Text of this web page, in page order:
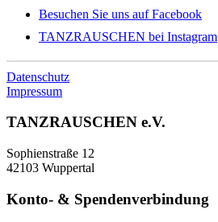
Besuchen Sie uns auf Facebook
TANZRAUSCHEN bei Instagram
Datenschutz
Impressum
TANZRAUSCHEN e.V.
Sophienstraße 12
42103 Wuppertal
Konto- & Spendenverbindung